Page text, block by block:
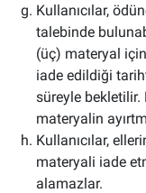
Kullanıcılar,
talebinde
(üç) materyal
iade edildiği
süreyle bekletilir.
materyalin
Kullanıcılar,
materyali iade
alamazlar.